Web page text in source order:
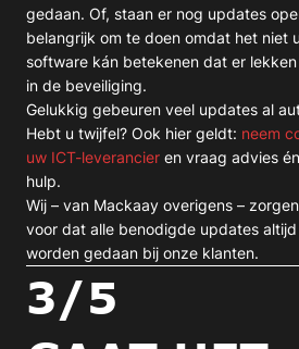
gedaan. Of, staan er nog updates
belangrijk om te doen omdat het niet
software kán betekenen dat er
in de beveiliging.
Gelukkig gebeuren veel updates al
Hebt u twijfel? Ook hier geldt: neem
uw ICT-leverancier en vraag advies
hulp.
Wij – van Mackaay overigens –
voor dat alle benodigde updates
worden gedaan bij onze klanten.
3/5